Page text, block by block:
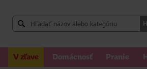
V zľave Domácnosť Pranie